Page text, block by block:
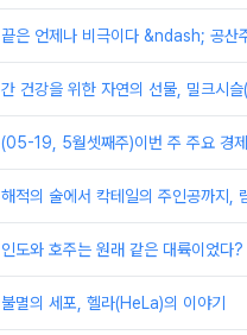
끝은 언제나 비극이다 &ndash; 공산
간 건강을 위한 자연의 선물, 밀크시
(05-19, 5월셋째주)이번 주 주요 경
해적의 술에서 칵테일의 주인공까지,
인도와 호주는 원래 같은 대륙이었다?
불멸의 세포, 헬라(HeLa)의 이야기